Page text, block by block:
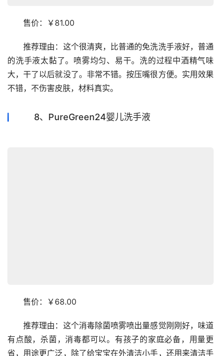
售价：￥81.00
推荐理由：这个很清爽，比普通的免洗洗手液好，普通
的洗手液太黏了。喷雾均匀、易干。洗的过程中酒精气味
大，干了以后就没了。非常不错。按压嘴很方便。实用效果
不错，不伤害皮肤，材料真实。
8、PureGreen24婴儿洗手液
售价：￥68.00
推荐理由：这个消毒除菌喷雾喷出量感觉刚刚好，味道
有点酸，杀菌，消毒都可以。有孩子的家庭必备，用量更
省，用途更广泛，除了给宝宝在外清洁小手，还用来清洁手